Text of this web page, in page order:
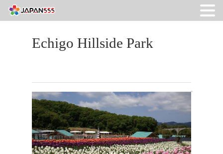
Echigo Hillside Park